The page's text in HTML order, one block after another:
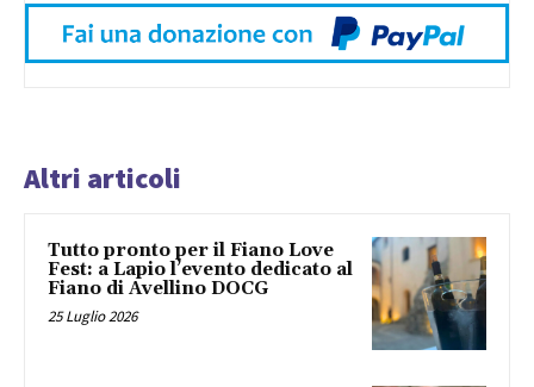
Altri articoli
Tutto pronto per il Fiano Love
Fest: a Lapio l’evento dedicato al
Fiano di Avellino DOCG
25 Luglio 2026